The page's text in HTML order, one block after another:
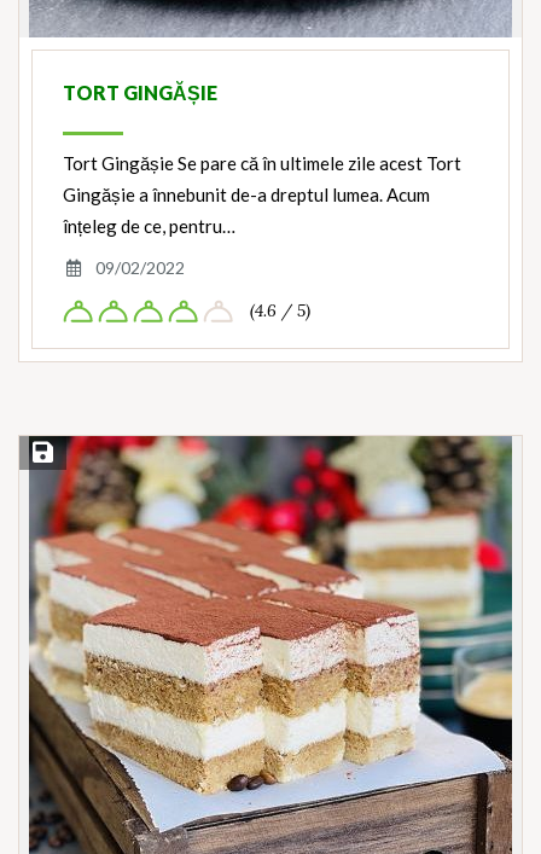
TORT GINGĂȘIE
Tort Gingășie Se pare că în ultimele zile acest Tort
Gingășie a înnebunit de-a dreptul lumea. Acum
înțeleg de ce, pentru…
09/02/2022
(4.6 / 5)
Save Recipe